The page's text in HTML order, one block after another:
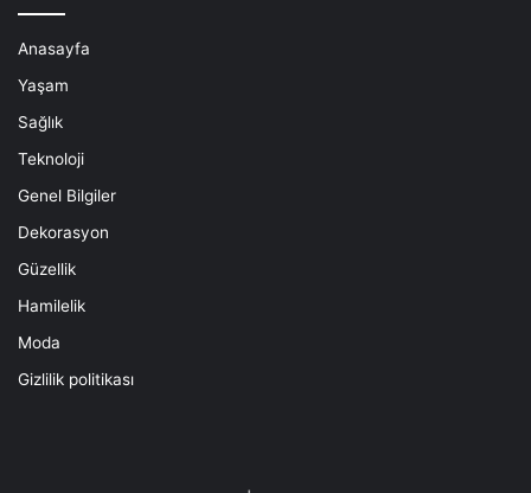
Anasayfa
Yaşam
Sağlık
Teknoloji
Genel Bilgiler
Dekorasyon
Güzellik
Hamilelik
Moda
Gizlilik politikası